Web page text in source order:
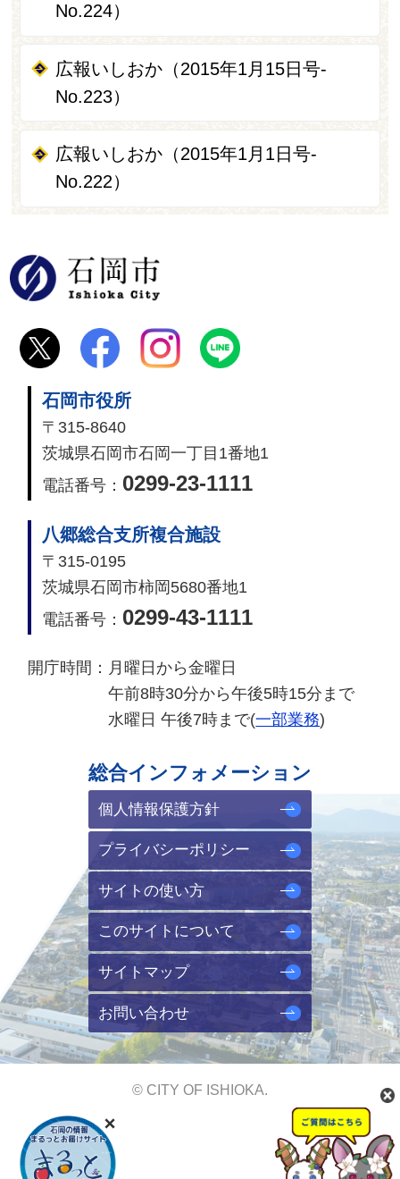
No.224）
広報いしおか（2015年1月15日号-
No.223）
広報いしおか（2015年1月1日号-
No.222）
石岡市役所
〒315-8640
茨城県石岡市石岡一丁目1番地1
電話番号： 0299-23-1111
八郷総合支所複合施設
〒315-0195
茨城県石岡市柿岡5680番地1
電話番号： 0299-43-1111
開庁時間： 月曜日から金曜日
午前8時30分から午後5時15分まで
水曜日 午後7時まで(一部業務)
総合インフォメーション
個人情報保護方針
プライバシーポリシー
サイトの使い方
このサイトについて
サイトマップ
お問い合わせ
© CITY OF ISHIOKA.